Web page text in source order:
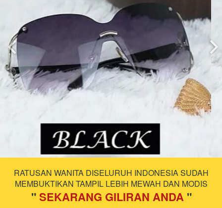
RATUSAN WANITA DISELURUH INDONESIA SUDAH
MEMBUKTIKAN TAMPIL LEBIH MEWAH DAN MODIS
" SEKARANG GILIRAN ANDA "